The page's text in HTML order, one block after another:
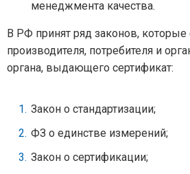
менеджмента качества.
В РФ принят ряд законов,
производителя, потребителя и
органа, выдающего сертификат:
Закон о стандартизации;
ФЗ о единстве измерений;
Закон о сертификации;